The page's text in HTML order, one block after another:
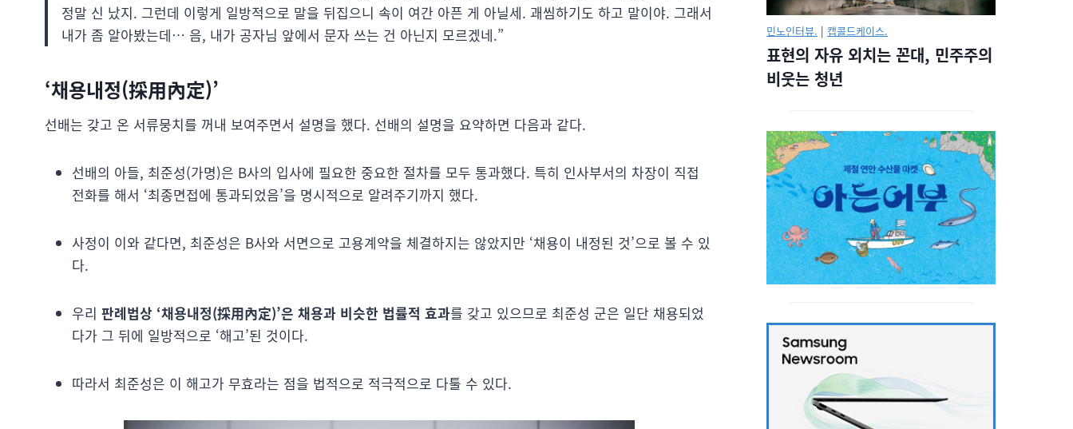
정말 신 났지. 그런데 이렇게 일방적으로 말을 뒤집으니 속이 여간 아픈 게 아닐세. 괘씸하기도 하고 말이야. 그래서
내가 좀 알아봤는데… 음, 내가 공자님 앞에서 문자 쓰는 건 아닌지 모르겠네.”
‘채용내정(採用內定)’
선배는 갖고 온 서류뭉치를 꺼내 보여주면서 설명을 했다. 선배의 설명을 요약하면 다음과 같다.
선배의 아들, 최준성(가명)은 B사의 입사에 필요한 중요한 절차를 모두 통과했다. 특히 인사부서의 차장이 직접
전화를 해서 ‘최종면접에 통과되었음’을 명시적으로 알려주기까지 했다.
사정이 이와 같다면, 최준성은 B사와 서면으로 고용계약을 체결하지는 않았지만 ‘채용이 내정된 것’으로 볼 수 있
다.
우리 판례법상 ‘채용내정(採用內定)’은 채용과 비슷한 법률적 효과를 갖고 있으므로 최준성 군은 일단 채용되었
다가 그 뒤에 일방적으로 ‘해고’된 것이다.
따라서 최준성은 이 해고가 무효라는 점을 법적으로 적극적으로 다툴 수 있다.
민노인터뷰. | 캡콜드케이스.
표현의 자유 외치는 꼰대, 민주주의
비웃는 청년